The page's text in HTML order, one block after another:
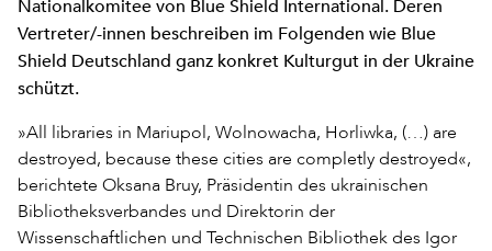
Vertreter/-innen beschreiben im Folgenden wie Blue
Shield Deutschland ganz konkret Kulturgut in der Ukraine
schützt.
»All libraries in Mariupol, Wolnowacha, Horliwka, (…) are
destroyed, because these cities are completly destroyed«,
berichtete Oksana Bruy, Präsidentin des ukrainischen
Bibliotheksverbandes und Direktorin der
Wissenschaftlichen und Technischen Bibliothek des Igor